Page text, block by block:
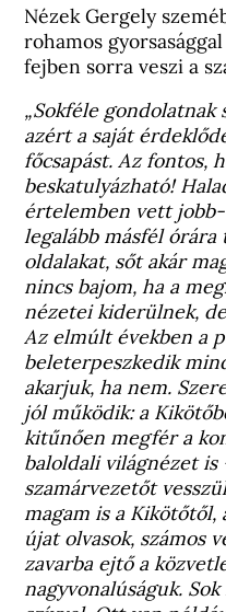
Nézek Gergely
rohamos
fejben sorra veszi a
„Sokféle
azért a saját
főcsapást. Az fontos,
beskatulyázható!
értelemben vett
legalább másfél
oldalakat, sőt akár
nincs bajom, ha a
nézetei kiderülnek,
Az elmúlt években a
beleterpeszkedik
akarjuk, ha nem.
jól működik: a
kitűnően megfér a
baloldali világnézet
szamárvezetőt
magam is a Kikötőtől,
újat olvasok, számos
zavarba ejtő a
nagyvonalúságuk.